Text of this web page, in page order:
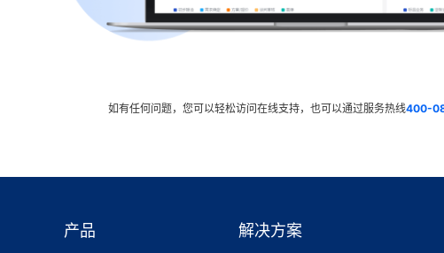
如有任何问题，您可以轻松访问在线支持，也可以通过服务热线400-
产品 解决方案